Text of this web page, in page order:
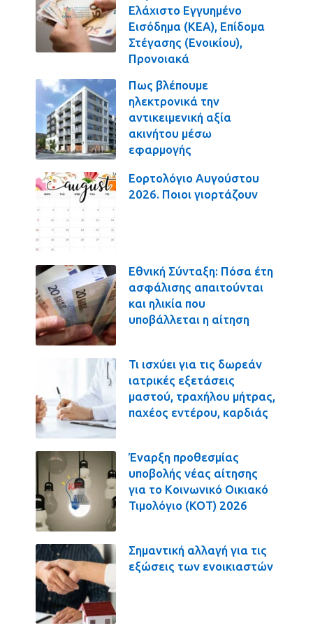
Ελάχιστο Εγγυημένο
Εισόδημα (ΚΕΑ), Επίδομα
Στέγασης (Ενοικίου),
Προνοιακά
Πως βλέπουμε
ηλεκτρονικά την
αντικειμενική αξία
ακινήτου μέσω
εφαρμογής
Εορτολόγιο Αυγούστου
2026. Ποιοι γιορτάζουν
Εθνική Σύνταξη: Πόσα έτη
ασφάλισης απαιτούνται
και ηλικία που
υποβάλλεται η αίτηση
Τι ισχύει για τις δωρεάν
ιατρικές εξετάσεις
μαστού, τραχήλου μήτρας,
παχέος εντέρου, καρδιάς
Έναρξη προθεσμίας
υποβολής νέας αίτησης
για το Κοινωνικό Οικιακό
Τιμολόγιο (ΚΟΤ) 2026
Σημαντική αλλαγή για τις
εξώσεις των ενοικιαστών